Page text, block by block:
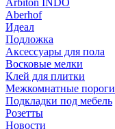
Arbiton INDO
Aberhof
Идеал
Подложка
Аксессуары для пола
Восковые мелки
Клей для плитки
Межкомнатные пороги
Подкладки под мебель
Розетты
Новости